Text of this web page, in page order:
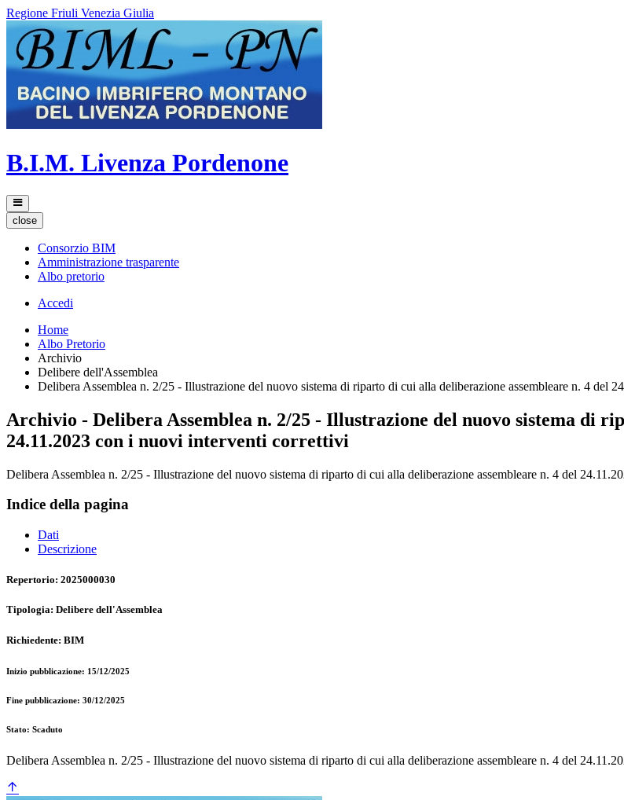
Regione Friuli Venezia Giulia
B.I.M. Livenza Pordenone
close
Consorzio BIM
Amministrazione trasparente
Albo pretorio
Accedi
Home
Albo Pretorio
Archivio
Delibere dell'Assemblea
Delibera Assemblea n. 2/25 - Illustrazione del nuovo sistema di riparto di cui alla deliberazione assembleare n. 4 del
Archivio - Delibera Assemblea n. 2/25 - Illustrazione del nuovo sistema di
24.11.2023 con i nuovi interventi correttivi
Delibera Assemblea n. 2/25 - Illustrazione del nuovo sistema di riparto di cui alla deliberazione assembleare n. 4 del
Indice della pagina
Dati
Descrizione
Repertorio: 2025000030
Tipologia: Delibere dell'Assemblea
Richiedente: BIM
Inizio pubblicazione: 15/12/2025
Fine pubblicazione: 30/12/2025
Stato: Scaduto
Delibera Assemblea n. 2/25 - Illustrazione del nuovo sistema di riparto di cui alla deliberazione assembleare n. 4 del